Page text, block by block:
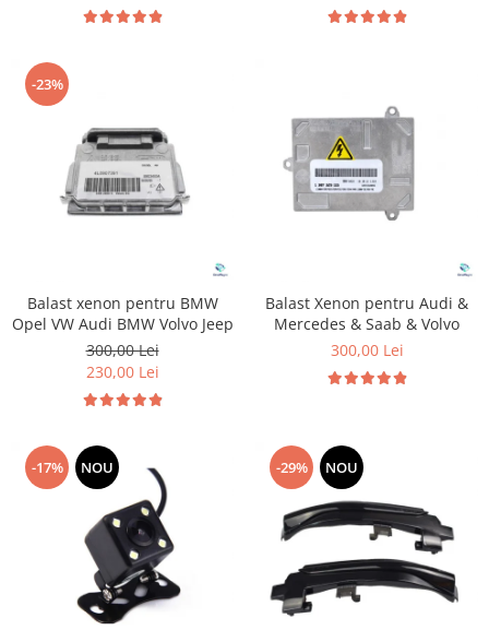
-23%
Balast xenon pentru BMW
Opel VW Audi BMW Volvo Jeep
300,00 Lei
230,00 Lei
Balast Xenon pentru Audi &
Mercedes & Saab & Volvo
300,00 Lei
-17% NOU -29% NOU